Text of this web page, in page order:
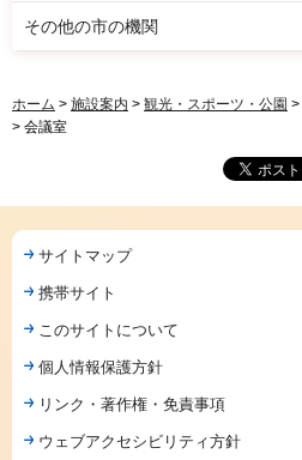
その他の市の機関
ホーム > 施設案内 > 観光・スポーツ・公園 >
> 会議室
サイトマップ
携帯サイト
このサイトについて
個人情報保護方針
リンク・著作権・免責事項
ウェブアクセシビリティ方針